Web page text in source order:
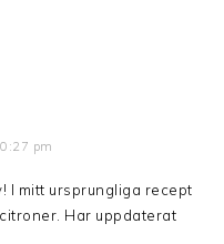
pm
I mitt ursprungliga recept
Har uppdaterat